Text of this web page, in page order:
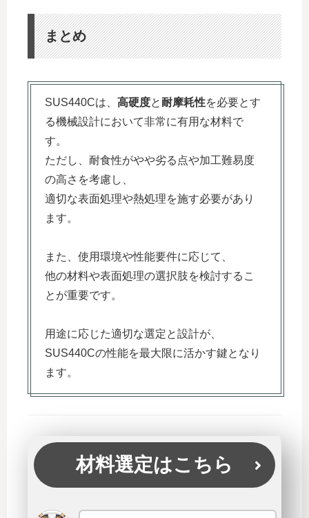
まとめ
SUS440Cは、 高硬度と耐摩耗性を必要とす
る機械設計において非常に有用な材料で
す。
ただし、耐食性がやや劣る点や加工難易度
の高さを考慮し、
適切な表面処理や熱処理を施す必要があり
ます。
また、使用環境や性能要件に応じて、
他の材料や表面処理の選択肢を検討するこ
とが重要です。
用途に応じた適切な選定と設計が、
SUS440Cの性能を最大限に活かす鍵となり
ます。
材料選定はこちら